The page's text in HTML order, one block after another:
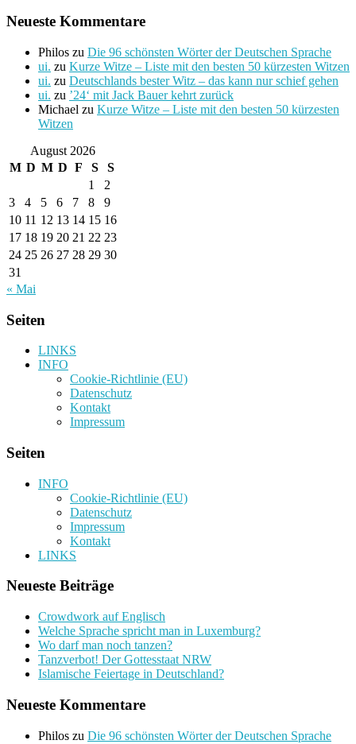
Neueste Kommentare
Philos zu Die 96 schönsten Wörter der Deutschen Sprache
ui. zu Kurze Witze – Liste mit den besten 50 kürzesten Witzen
ui. zu Deutschlands bester Witz – das kann nur schief gehen
ui. zu ’24‘ mit Jack Bauer kehrt zurück
Michael zu Kurze Witze – Liste mit den besten 50 kürzesten
Witzen
August 2026
M D M D F S
S
1
2
3
4 5 6 7 8
9
10 11 12 13 14 15 16
17 18 19 20 21 22 23
24 25 26 27 28 29 30
31
« Mai
Seiten
LINKS
INFO
Cookie-Richtlinie (EU)
Datenschutz
Kontakt
Impressum
Seiten
INFO
Cookie-Richtlinie (EU)
Datenschutz
Impressum
Kontakt
LINKS
Neueste Beiträge
Crowdwork auf Englisch
Welche Sprache spricht man in Luxemburg?
Wo darf man noch tanzen?
Tanzverbot! Der Gottesstaat NRW
Islamische Feiertage in Deutschland?
Neueste Kommentare
Philos zu Die 96 schönsten Wörter der Deutschen Sprache